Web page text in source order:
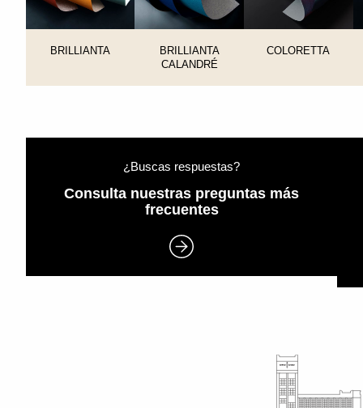
BRILLIANTA
BRILLIANTA
CALANDRÉ
COLORETTA
¿Buscas respuestas?
Consulta nuestras preguntas más
frecuentes